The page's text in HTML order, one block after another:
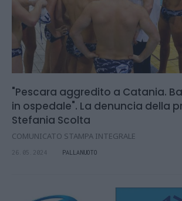
"Pescara aggredito a Catania.
in ospedale". La denuncia della
Stefania Scolta
COMUNICATO STAMPA INTEGRALE
26.05.2024 PALLANUOTO